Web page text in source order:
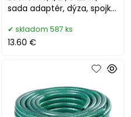
sada adaptér, dýza, spojky,
skladom 587 ks
13.60 €